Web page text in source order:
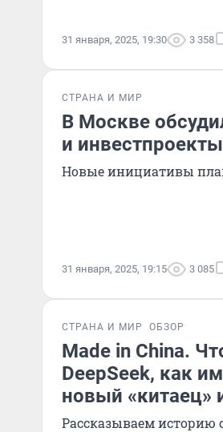
31 января, 2025, 19:30 3 358
СТРАНА И МИР
В Москве
и
Новые инициативы
31 января, 2025, 19:15 3 085
СТРАНА И МИР ОБЗОР
Made in China.
DeepSeek, как
новый «китаец»
Рассказываем историю